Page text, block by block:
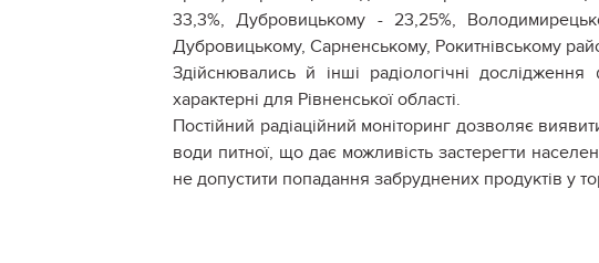
33,3%, Дубровицькому - 23,25%,
Дубровицькому, Сарненському, Рокитнівському
Здійснювались й інші радіологічні
характерні для Рівненської області.
Постійний радіаційний моніторинг дозволяє
води питної, що дає можливість застерегти
не допустити попадання забруднених продуктів у